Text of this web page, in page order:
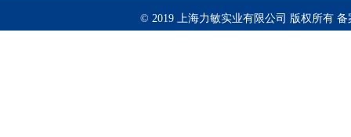
© 2019 上海力敏实业有限公司 版权所有 备